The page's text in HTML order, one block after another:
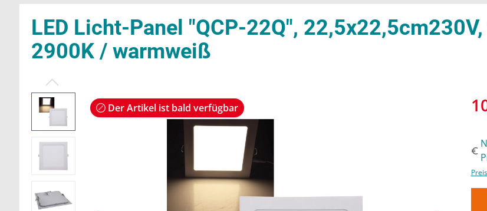
LED Licht-Panel "QCP-22Q",
2900K / warmweiß
Der Artikel ist bald verfügbar